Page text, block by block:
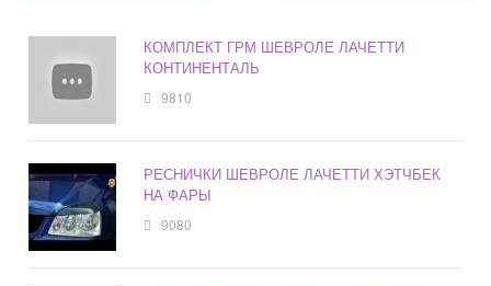
КОМПЛЕКТ ГРМ ШЕВРОЛЕ ЛАЧЕТТИ
КОНТИНЕНТАЛЬ
9810
РЕСНИЧКИ ШЕВРОЛЕ ЛАЧЕТТИ ХЭТЧБЕК
НА ФАРЫ
9080